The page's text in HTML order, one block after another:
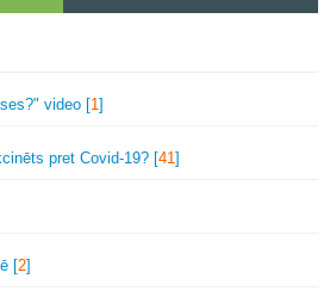
video [1]
pret Covid-19? [41]
[2]